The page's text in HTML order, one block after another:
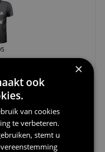
v-hals ...
blauw st...
×
ook
van cookies
te verbeteren.
stemt u